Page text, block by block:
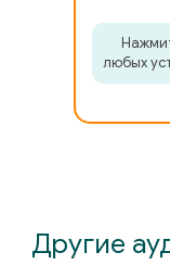
любых
Другие